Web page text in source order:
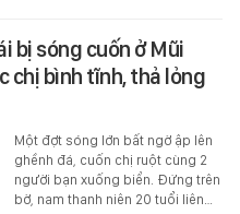
bị sóng cuốn ở Mũi
chị bình tĩnh, thả lỏng
Một đợt sóng lớn bất ngờ ập lên
ghềnh đá, cuốn chị ruột cùng 2
người bạn xuống biển. Đứng trên
bờ, nam thanh niên 20 tuổi liên…